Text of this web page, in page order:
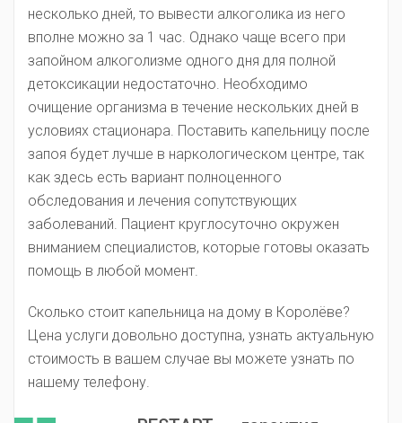
несколько дней, то вывести алкоголика из него
вполне можно за 1 час. Однако чаще всего при
запойном алкоголизме одного дня для полной
детоксикации недостаточно. Необходимо
очищение организма в течение нескольких дней в
условиях стационара. Поставить капельницу после
запоя будет лучше в наркологическом центре, так
как здесь есть вариант полноценного
обследования и лечения сопутствующих
заболеваний. Пациент круглосуточно окружен
вниманием специалистов, которые готовы оказать
помощь в любой момент.
Сколько стоит капельница на дому в Королёве?
Цена услуги довольно доступна, узнать актуальную
стоимость в вашем случае вы можете узнать по
нашему телефону.